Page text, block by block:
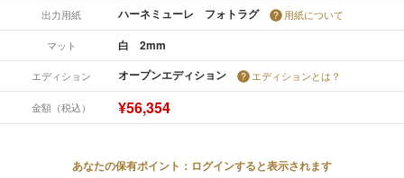
出力用紙 ハーネミューレ フォトラグ 用紙について
マット 白 2mm
エディション オープンエディション エディションとは？
金額（税込） ¥56,354
あなたの保有ポイント：ログインすると表示されます